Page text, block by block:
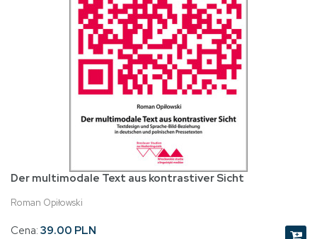
Der multimodale Text aus kontrastiver Sicht
Roman Opiłowski
Cena: 39.00 PLN